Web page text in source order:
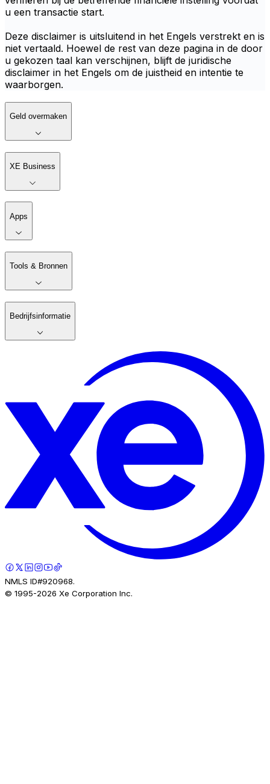
u een transactie start.
Deze disclaimer is uitsluitend in het Engels verstrekt en is
niet vertaald. Hoewel de rest van deze pagina in de door
u gekozen taal kan verschijnen, blijft de juridische
disclaimer in het Engels om de juistheid en intentie te
waarborgen.
Geld overmaken
XE Business
Apps
Tools & Bronnen
Bedrijfsinformatie
NMLS ID#920968.
© 1995-2026 Xe Corporation Inc.